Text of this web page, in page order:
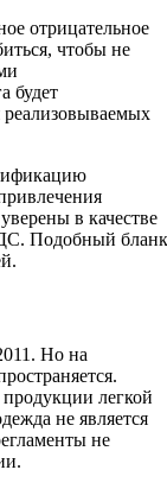
отрицательное
чтобы не
будет
реализовываемых
в качестве
Подобный бланк
Но на
легкой
не является
не